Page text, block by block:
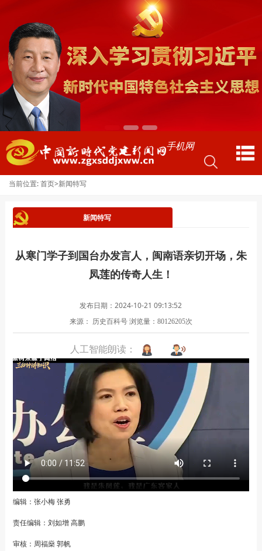
手机网
当前位置: 首页>新闻特写
新闻特写
从寒门学子到国台办发言人，闽南语亲切开场，朱
凤莲的传奇人生！
发布日期：2024-10-21 09:13:52
来源： 历史百科号浏览量： 80126205次
人工智能朗读：
编辑：张小梅 张勇
责任编辑：刘如增 高鹏
审核：周福燊 郭帆